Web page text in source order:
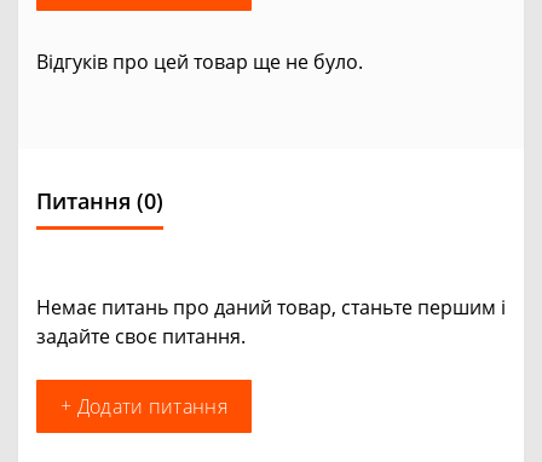
Відгуків про цей товар ще не було.
Питання (0)
Немає питань про даний товар, станьте першим і
задайте своє питання.
+ Додати питання